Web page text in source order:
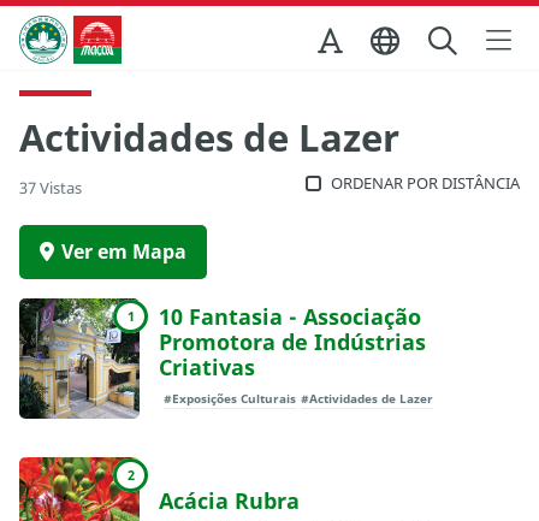
Ir para o conteúdo principal
Direcção dos Serviços de Turismo
Actividades de Lazer
37 Vistas ORDENAR POR DISTÂNCIA
Ver em Mapa
1
10 Fantasia - Associação
Promotora de Indústrias
Criativas
#Exposições Culturais #Actividades de Lazer
2
Acácia Rubra